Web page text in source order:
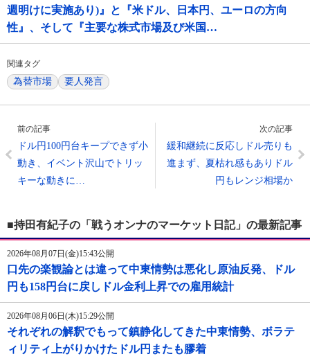
週明けに実施あり)』と『米ドル、日本円、ユーロの方向
性』、そして『主要な株式市場及び米国…
関連タグ
為替市場 要人発言
前の記事
ドル円100円台キープできず小
動き、イベント沢山でトリッ
キーな動きに…
次の記事
緩和継続に反応しドル売りも
進まず、夏枯れ感もありドル
円もレンジ相場か
■持田有紀子の「戦うオンナのマーケット日記」の最新記事
2026年08月07日(金)15:43公開
口先の楽観論とは違って中東情勢は悪化し原油反発、ドル
円も158円台に戻しドル金利上昇での雇用統計
2026年08月06日(木)15:29公開
それぞれの解釈でもって鎮静化してきた中東情勢、ボラテ
ィリティ上がりかけたドル円またも膠着